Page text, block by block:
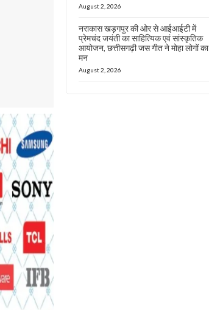
August 2, 2026
नराकास खड़गपुर की ओर से आईआईटी में
प्रेमचंद जयंती का साहित्यिक एवं सांस्कृतिक
आयोजन, छत्तीसगढ़ी जस गीत ने मोहा लोगों का
मन
August 2, 2026